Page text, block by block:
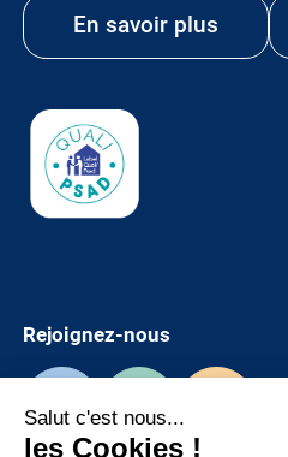
En savoir plus
Image
Rejoignez-nous